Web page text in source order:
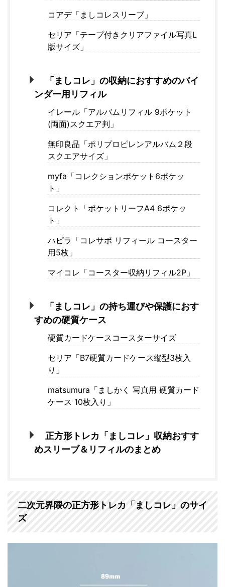
コアデ「ましコレスリーブ」
セリア「テープ付きクリアファイル写真L
版サイズ」
「ましコレ」の収納におすすめのバイ
ンダー用リフィル
イレール「アルバムリフィル 9ポケット
(両面)スクエア判」
無印良品「ポリプロピレンアルバム２段
スクエアサイズ」
myfa「コレクションポケット6ポケッ
ト」
コレクト「ポケットリーフA4 6ポケッ
ト」
ハピラ「コレサポ リフィール コースター
用5枚」
マイコレ「コースター収納リフィル2P」
「ましコレ」の持ち運びや保護におす
すめの硬質ケース
硬質カードケースコースターサイズ
セリア「B7硬質カードケース縦型3枚入
り」
matsumura「ましかく 写真用 硬質カード
ケース 10枚入り」
正方形トレカ「ましコレ」収納おすす
めスリーブ＆リフィルのまとめ
二次元界隈の正方形トレカ「ましコレ」のサイ
ズ